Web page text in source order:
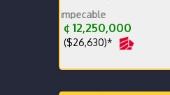
¢ 12,250,000
($26,630)*
Impecable comprado